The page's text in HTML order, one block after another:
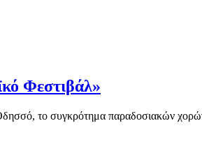
Φεστιβάλ»
το συγκρότημα παραδοσιακών